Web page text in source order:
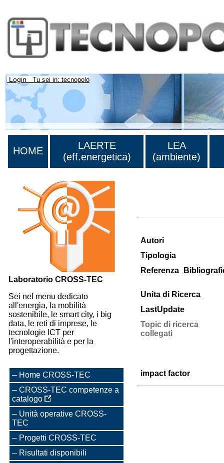
Login Tu sei in: tecnopolo
HOME
LAERTE
(eff.energetica)
LEA
(ambiente)
Laboratorio CROSS-TEC
Sei nel menu dedicato
all'energia, la mobilità
sostenibile, le smart city, i big
data, le reti di imprese, le
tecnologie ICT per
l'interoperabilità e per la
progettazione.
Home CROSS-TEC
CROSS-TEC competenze a
catalogo
Unità operative CROSS-
TEC
Progetti CROSS-TEC
Risultati disponibili
Autori
Tipologia
Unita di Ricerca
LastUpdate
Topic di ricerca
collegati
impact factor